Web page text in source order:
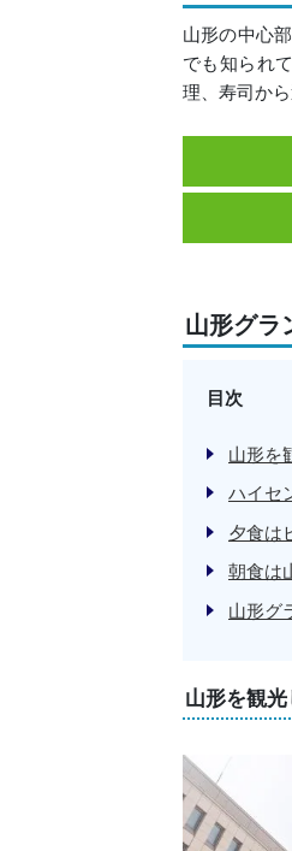
山形の中心
でも知られ
理、寿司か
山形グラ
目次
山形を
ハイセ
夕食は
朝食は
山形グ
山形を観